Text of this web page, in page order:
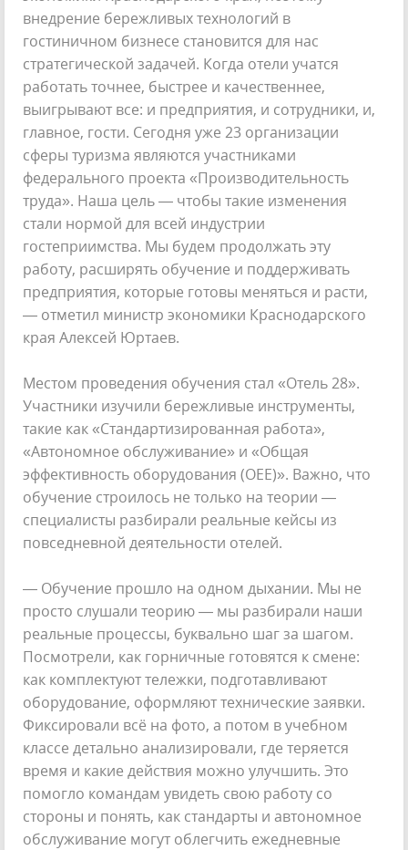
внедрение бережливых технологий в
гостиничном бизнесе становится для нас
стратегической задачей. Когда отели учатся
работать точнее, быстрее и качественнее,
выигрывают все: и предприятия, и сотрудники, и,
главное, гости. Сегодня уже 23 организации
сферы туризма являются участниками
федерального проекта «Производительность
труда». Наша цель — чтобы такие изменения
стали нормой для всей индустрии
гостеприимства. Мы будем продолжать эту
работу, расширять обучение и поддерживать
предприятия, которые готовы меняться и расти,
— отметил министр экономики Краснодарского
края Алексей Юртаев.
Местом проведения обучения стал «Отель 28».
Участники изучили бережливые инструменты,
такие как «Стандартизированная работа»,
«Автономное обслуживание» и «Общая
эффективность оборудования (OEE)». Важно, что
обучение строилось не только на теории —
специалисты разбирали реальные кейсы из
повседневной деятельности отелей.
— Обучение прошло на одном дыхании. Мы не
просто слушали теорию — мы разбирали наши
реальные процессы, буквально шаг за шагом.
Посмотрели, как горничные готовятся к смене:
как комплектуют тележки, подготавливают
оборудование, оформляют технические заявки.
Фиксировали всё на фото, а потом в учебном
классе детально анализировали, где теряется
время и какие действия можно улучшить. Это
помогло командам увидеть свою работу со
стороны и понять, как стандарты и автономное
обслуживание могут облегчить ежедневные